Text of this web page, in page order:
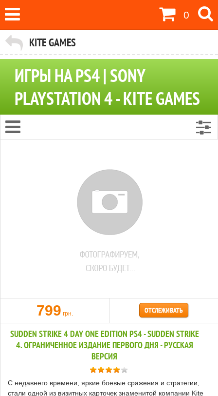
ИГРЫ НА PS4 | SONY
PLAYSTATION 4 - KITE GAMES
799 грн. ОТСЛЕЖИВАТЬ
SUDDEN STRIKE 4 DAY ONE EDITION PS4 - SUDDEN STRIKE
4. ОГРАНИЧЕННОЕ ИЗДАНИЕ ПЕРВОГО ДНЯ - РУССКАЯ
ВЕРСИЯ
С недавнего времени, яркие боевые сражения и стратегии,
стали одной из визитных карточек знаменитой компании Kite
0
KITE GAMES